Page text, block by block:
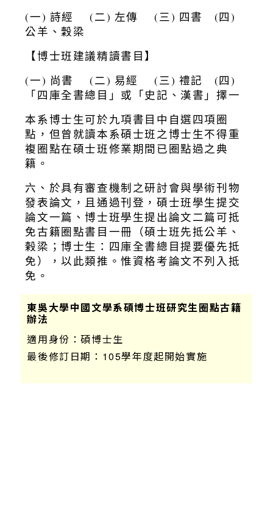
東吳大學中國文學系碩博士班研究生圈點古籍
辦法
適用身份：碩博士生
最後修訂日期： 105學年度起開始實施
(一) 詩經 (二) 左傳 (三) 四書 (四)
公羊、穀梁
【博士班建議精讀書目】
(一) 尚書 (二) 易經 (三) 禮記 (四)
「四庫全書總目」或「史記、漢書」擇一
本系博士生可於九項書目中自選四項圈
點，但曾就讀本系碩士班之博士生不得重
複圈點在碩士班修業期間已圈點過之典
籍。
六、於具有審查機制之研討會與學術刊物
發表論文，且通過刊登，碩士班學生提交
論文一篇、博士班學生提出論文二篇可抵
免古籍圈點書目一冊（碩士班先抵公羊、
榖梁；博士生：四庫全書總目提要優先抵
免），以此類推。惟資格考論文不列入抵
免。